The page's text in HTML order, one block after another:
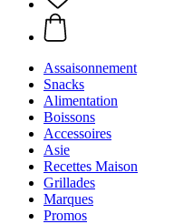
Assaisonnement
Snacks
Alimentation
Boissons
Accessoires
Asie
Recettes Maison
Grillades
Marques
Promos